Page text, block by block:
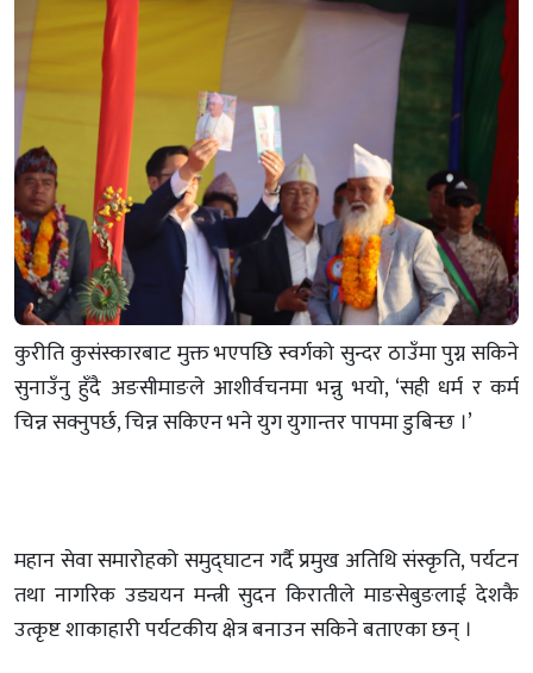
कुरीति कुसंस्कारबाट मुक्त भएपछि स्वर्गको सुन्दर ठाउँमा पुग्न सकिने
सुनाउँनु हुँदै अङसीमाङले आशीर्वचनमा भन्नु भयो, ‘सही धर्म र कर्म
चिन्न सक्नुपर्छ, चिन्न सकिएन भने युग युगान्तर पापमा डुबिन्छ ।’
महान सेवा समारोहको समुद्घाटन गर्दै प्रमुख अतिथि संस्कृति, पर्यटन
तथा नागरिक उड्ययन मन्त्री सुदन किरातीले माङसेबुङलाई देशकै
उत्कृष्ट शाकाहारी पर्यटकीय क्षेत्र बनाउन सकिने बताएका छन् ।